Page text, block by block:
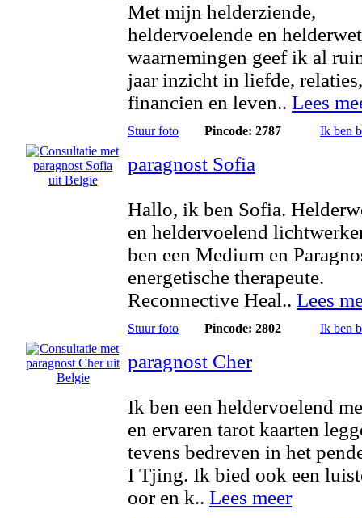
Met mijn helderziende,
heldervoelende en
waarnemingen geef ik al
jaar inzicht in liefde,
financien en leven.. Lees
Stuur foto Pincode: 2787 Ik ben
paragnost Sofia
Hallo, ik ben Sofia.
en heldervoelend
ben een Medium en
energetische therapeute.
Reconnective Heal.. Lees
Stuur foto Pincode: 2802 Ik ben
paragnost Cher
Ik ben een heldervoelend
en ervaren tarot kaarten
tevens bedreven in het
I Tjing. Ik bied ook een
oor en k.. Lees meer